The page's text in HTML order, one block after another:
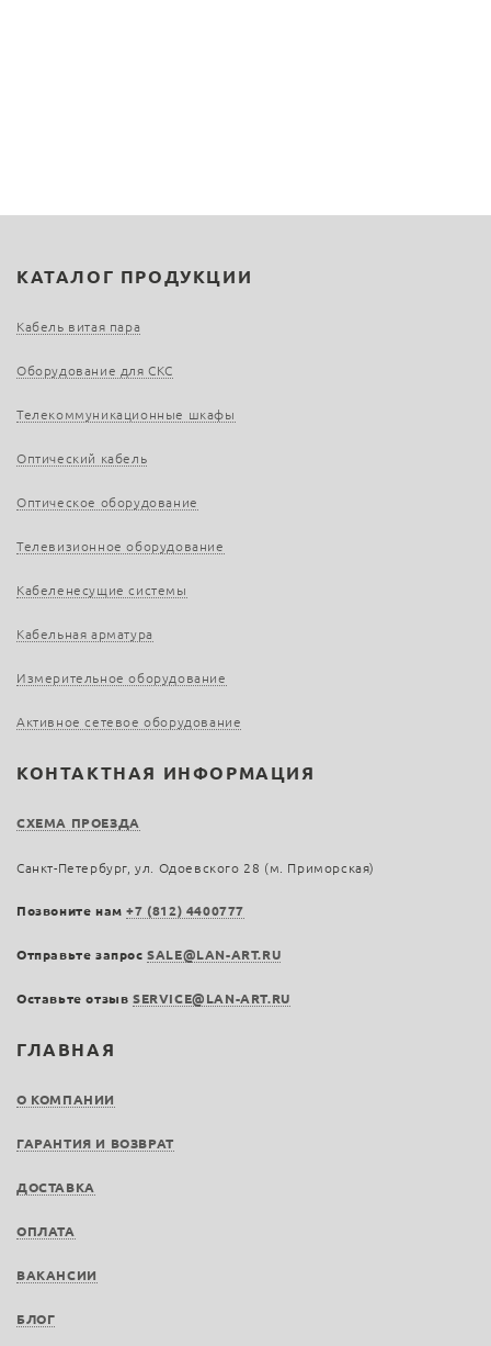
ГЛАВНАЯ
О КОМПАНИИ
ГАРАНТИЯ И ВОЗВРАТ
ДОСТАВКА
ОПЛАТА
ВАКАНСИИ
БЛОГ
КАТАЛОГ ПРОДУКЦИИ
Кабель витая пара
Оборудование для СКС
Телекоммуникационные шкафы
Оптический кабель
Оптическое оборудование
Телевизионное оборудование
Кабеленесущие системы
Кабельная арматура
Измерительное оборудование
Активное сетевое оборудование
КОНТАКТНАЯ ИНФОРМАЦИЯ
СХЕМА ПРОЕЗДА
Санкт-Петербург, ул. Одоевского 28 (м. Приморская)
Позвоните нам+7 (812) 4400777
Отправьте запросSALE@LAN-ART.RU
Оставьте отзыв SERVICE@LAN-ART.RU